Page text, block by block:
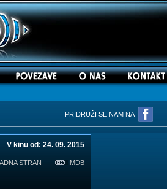
PRIDRUŽI SE NAM NA
V kinu od: 24. 09. 2015
STRAN IMDB